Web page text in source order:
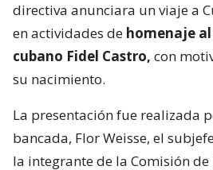
directiva anunciara un viaje a
en actividades de homenaje
cubano Fidel Castro, con
su nacimiento.
La presentación fue realizada
bancada, Flor Weisse, el
la integrante de la Comisión de